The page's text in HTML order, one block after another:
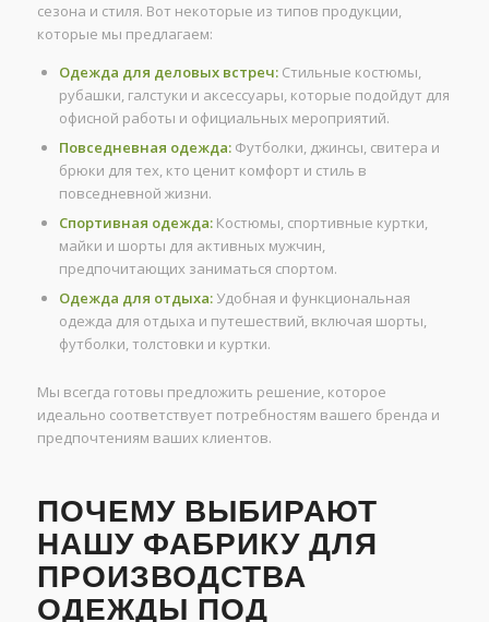
сезона и стиля. Вот некоторые из типов продукции,
которые мы предлагаем:
Одежда для деловых встреч:Стильные костюмы,
рубашки, галстуки и аксессуары, которые подойдут для
офисной работы и официальных мероприятий.
Повседневная одежда:Футболки, джинсы, свитера и
брюки для тех, кто ценит комфорт и стиль в
повседневной жизни.
Спортивная одежда:Костюмы, спортивные куртки,
майки и шорты для активных мужчин,
предпочитающих заниматься спортом.
Одежда для отдыха:Удобная и функциональная
одежда для отдыха и путешествий, включая шорты,
футболки, толстовки и куртки.
Мы всегда готовы предложить решение, которое
идеально соответствует потребностям вашего бренда и
предпочтениям ваших клиентов.
ПОЧЕМУ ВЫБИРАЮТ
НАШУ ФАБРИКУ ДЛЯ
ПРОИЗВОДСТВА
ОДЕЖДЫ ПОД